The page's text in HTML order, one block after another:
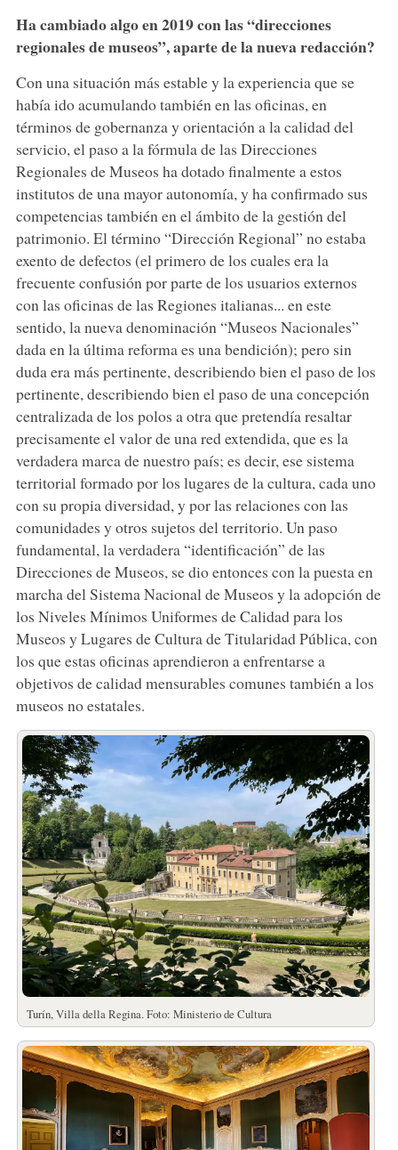
Ha cambiado algo en 2019 con las “direcciones
regionales de museos”, aparte de la nueva redacción?
Con una situación más estable y la experiencia que se
había ido acumulando también en las oficinas, en
términos de gobernanza y orientación a la calidad del
servicio, el paso a la fórmula de las Direcciones
Regionales de Museos ha dotado finalmente a estos
institutos de una mayor autonomía, y ha confirmado sus
competencias también en el ámbito de la gestión del
patrimonio. El término “Dirección Regional” no estaba
exento de defectos (el primero de los cuales era la
frecuente confusión por parte de los usuarios externos
con las oficinas de las Regiones italianas... en este
sentido, la nueva denominación “Museos Nacionales”
dada en la última reforma es una bendición); pero sin
duda era más pertinente, describiendo bien el paso de los
pertinente, describiendo bien el paso de una concepción
centralizada de los polos a otra que pretendía resaltar
precisamente el valor de una red extendida, que es la
verdadera marca de nuestro país; es decir, ese sistema
territorial formado por los lugares de la cultura, cada uno
con su propia diversidad, y por las relaciones con las
comunidades y otros sujetos del territorio. Un paso
fundamental, la verdadera “identificación” de las
Direcciones de Museos, se dio entonces con la puesta en
marcha del Sistema Nacional de Museos y la adopción de
los Niveles Mínimos Uniformes de Calidad para los
Museos y Lugares de Cultura de Titularidad Pública, con
los que estas oficinas aprendieron a enfrentarse a
objetivos de calidad mensurables comunes también a los
museos no estatales.
Turín, Villa della Regina. Foto: Ministerio de Cultura